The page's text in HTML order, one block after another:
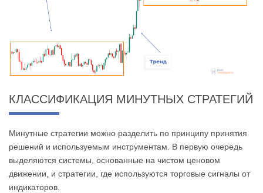
КЛАССИФИКАЦИЯ МИНУТНЫХ СТРАТЕГИЙ
Минутные стратегии можно разделить по принципу принятия
решений и используемым инструментам. В первую очередь
выделяются системы, основанные на чистом ценовом
движении, и стратегии, где используются торговые сигналы от
индикаторов.